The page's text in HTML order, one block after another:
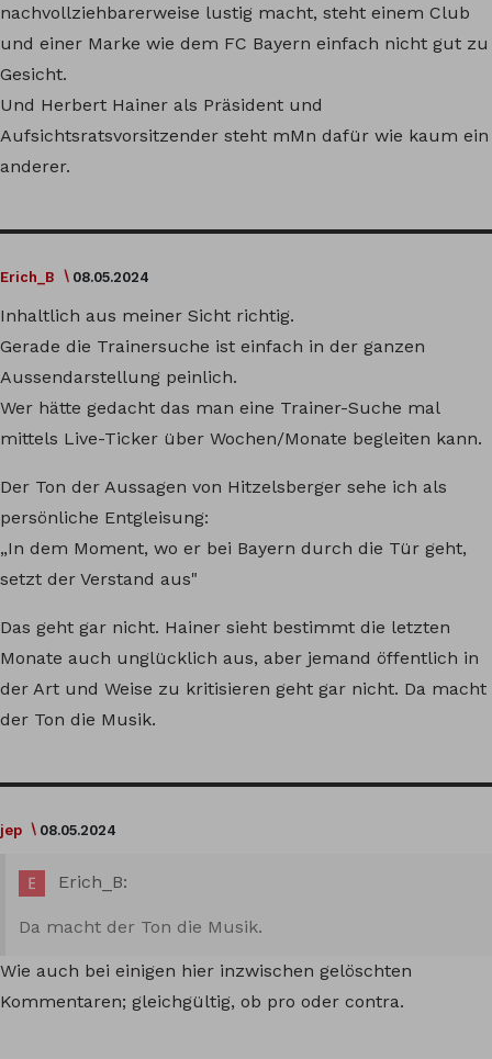
nachvollziehbarerweise lustig macht, steht einem Club
und einer Marke wie dem FC Bayern einfach nicht gut zu
Gesicht.
Und Herbert Hainer als Präsident und
Aufsichtsratsvorsitzender steht mMn dafür wie kaum ein
anderer.
Erich_B 08.05.2024
Inhaltlich aus meiner Sicht richtig.
Gerade die Trainersuche ist einfach in der ganzen
Aussendarstellung peinlich.
Wer hätte gedacht das man eine Trainer-Suche mal
mittels Live-Ticker über Wochen/Monate begleiten kann.
Der Ton der Aussagen von Hitzelsberger sehe ich als
persönliche Entgleisung:
„In dem Moment, wo er bei Bayern durch die Tür geht,
setzt der Verstand aus"
Das geht gar nicht. Hainer sieht bestimmt die letzten
Monate auch unglücklich aus, aber jemand öffentlich in
der Art und Weise zu kritisieren geht gar nicht. Da macht
der Ton die Musik.
jep 08.05.2024
Erich_B:
Da macht der Ton die Musik.
Wie auch bei einigen hier inzwischen gelöschten
Kommentaren; gleichgültig, ob pro oder contra.